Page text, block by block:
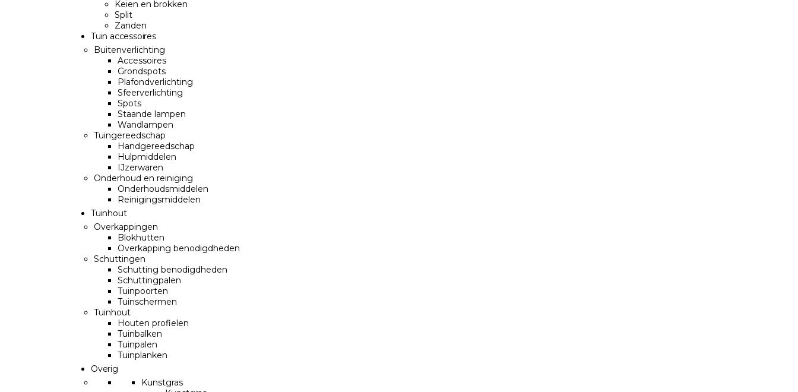
Keien en brokken
Split
Zanden
Tuin accessoires
Buitenverlichting
Accessoires
Grondspots
Plafondverlichting
Sfeerverlichting
Spots
Staande lampen
Wandlampen
Tuingereedschap
Handgereedschap
Hulpmiddelen
IJzerwaren
Onderhoud en reiniging
Onderhoudsmiddelen
Reinigingsmiddelen
Tuinhout
Overkappingen
Blokhutten
Overkapping benodigdheden
Schuttingen
Schutting benodigdheden
Schuttingpalen
Tuinpoorten
Tuinschermen
Tuinhout
Houten profielen
Tuinbalken
Tuinpalen
Tuinplanken
Overig
Kunstgras